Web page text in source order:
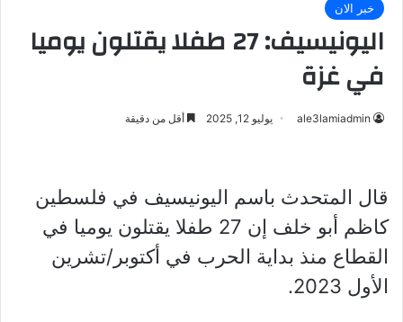
خبر الان
اليونيسيف: 27 طفلا يقتلون يوميا
في غزة
ale3lamiadmin يوليو 12, 2025 أقل من دقيقة
قال المتحدث باسم اليونيسيف في فلسطين
كاظم أبو خلف إن 27 طفلا يقتلون يوميا في
القطاع منذ بداية الحرب في أكتوبر/تشرين
الأول 2023.